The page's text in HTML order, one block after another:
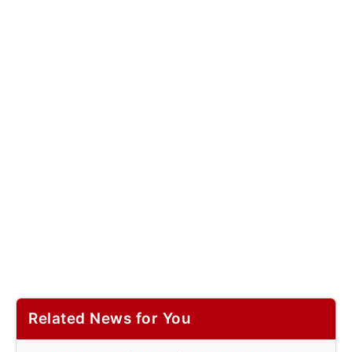
Related News for You